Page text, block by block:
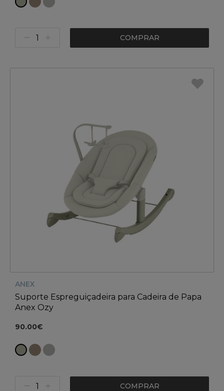
COMPRAR
ANEX
Suporte Espreguiçadeira para Cadeira de Papa
Anex Ozy
90.00€
COMPRAR